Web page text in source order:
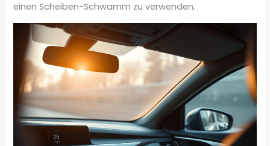
einen Scheiben-Schwamm zu verwenden.